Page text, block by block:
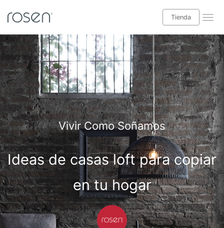
Tienda
¡Leer blog Babyrosen!
Tienda
Categorías blog
Descanso
Salud y bienestar
Decoración interior
Casas y exteriores
Especial niños
Ideas hogar
Vivir Como Soñamos
Ideas de casas loft para copiar
en tu hogar